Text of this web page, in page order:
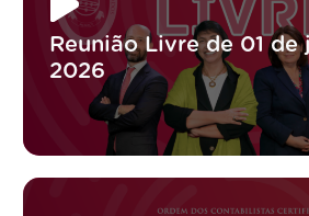
Reunião Livre de 01 de
2026